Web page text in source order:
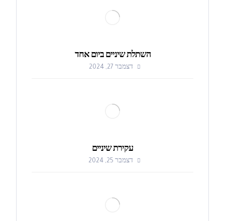
השתלת שיניים ביום אחד
דצמבר 27, 2024
עקירת שיניים
דצמבר 25, 2024